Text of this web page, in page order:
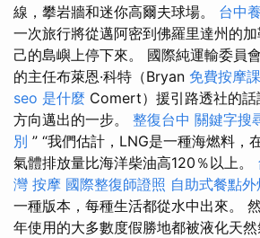
線，攀岩牆和迷你高爾夫球場。 台中
一次旅行將從邁阿密到佛羅里達州的
己的島嶼上停下來。 國際純運輸委員
的主任布萊恩·科特（Bryan 免費按摩
seo 是什麼 Comert）援引路透社的話
方向邁出的一步。 整復台中 關鍵字搜
別 ” “我們估計，LNG是一種海燃料，
氣體排放量比海洋柴油高120％以上。
灣 按摩 國際整復師證照 自助式餐點外
一種版本，每種生活都從水中出來。
年使用的大多數度假勝地都被液化天然